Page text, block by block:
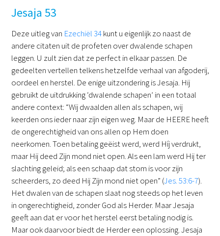
Jesaja 53
Deze uitleg van Ezechiël 34kunt u eigenlijk zo naast de
andere citaten uit de profeten over dwalende schapen
leggen. U zult zien dat ze perfect in elkaar passen. De
gedeelten vertellen telkens hetzelfde verhaal van afgoderij,
oordeel en herstel. De enige uitzondering is Jesaja. Hij
gebruikt de uitdrukking ‘dwalende schapen’ in een totaal
andere context: “Wij dwaalden allen als schapen, wij
keerden ons ieder naar zijn eigen weg. Maar de HEERE heeft
de ongerechtigheid van ons allen op Hem doen
neerkomen. Toen betaling geëist werd, werd Híj verdrukt,
maar Hij deed Zijn mond niet open. Als een lam werd Hij ter
slachting geleid; als een schaap dat stom is voor zijn
scheerders, zo deed Hij Zijn mond niet open” (Jes. 53:6-7).
Het dwalen van de schapen slaat nog steeds op het leven
in ongerechtigheid, zonder God als Herder. Maar Jesaja
geeft aan dat er voor het herstel eerst betaling nodig is.
Maar ook daarvoor biedt de Herder een oplossing. Jesaja